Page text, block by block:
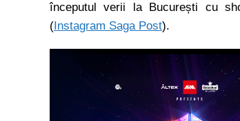
începutul verii la București cu
(Instagram Saga Post).